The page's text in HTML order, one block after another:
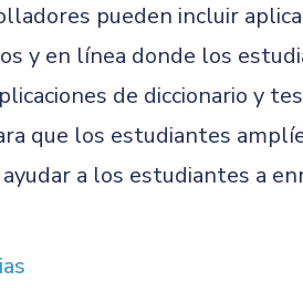
pueden incluir
y en línea donde los
de diccionario y
que los estudiantes
a los estudiantes a